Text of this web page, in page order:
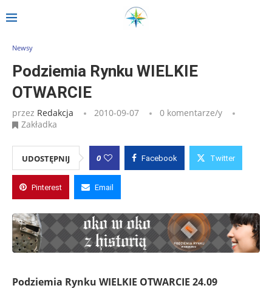
Strona główna Podziemia Rynku WIELKIE OTWARCIE
Newsy
Podziemia Rynku WIELKIE
OTWARCIE
przez Redakcja 2010-09-07
0 komentarze/y
Zakładka
UDOSTĘPNIJ 0 Facebook Twitter
Pinterest Email
Podziemia Rynku WIELKIE OTWARCIE 24.09